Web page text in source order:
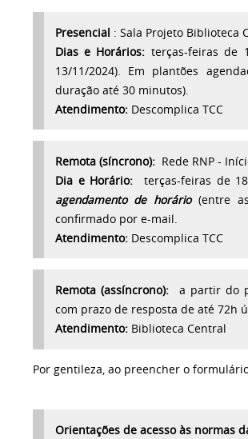
Presencial : Sala Projeto Biblioteca
Dias e Horários: terças-feiras de
13/11/2024). Em plantões
duração até 30 minutos).
Atendimento: Descomplica TCC
Remota (síncrono): Rede RNP -
Dia e Horário:
terças-feiras de
agendamento de horário (entre
confirmado por e-mail.
Atendimento: Descomplica TCC
Remota (assíncrono): a partir do
com prazo de resposta de até 72h
Atendimento: Biblioteca Central
Por gentileza, ao preencher o
Orientações de acesso às normas